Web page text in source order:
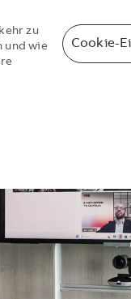
zu
und wie
Cookie-